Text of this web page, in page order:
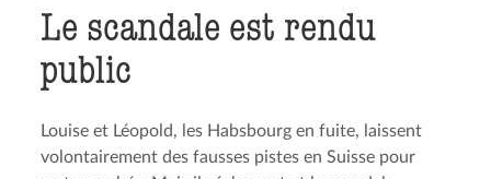
Le scandale est rendu
public
Louise et Léopold, les Habsbourg en fuite, laissent
volontairement des fausses pistes en Suisse pour